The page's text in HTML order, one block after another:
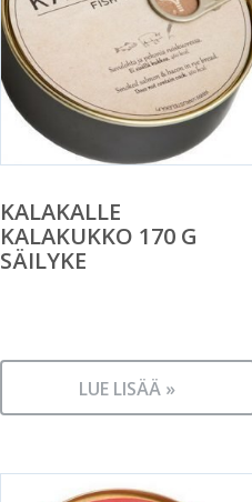
KALAKALLE
KALAKUKKO 170 G
SÄILYKE
LUE LISÄÄ »